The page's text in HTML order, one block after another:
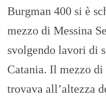
Burgman 400 si è
mezzo di Messina
svolgendo lavori di
Catania. Il mezzo
trovava all’altezza